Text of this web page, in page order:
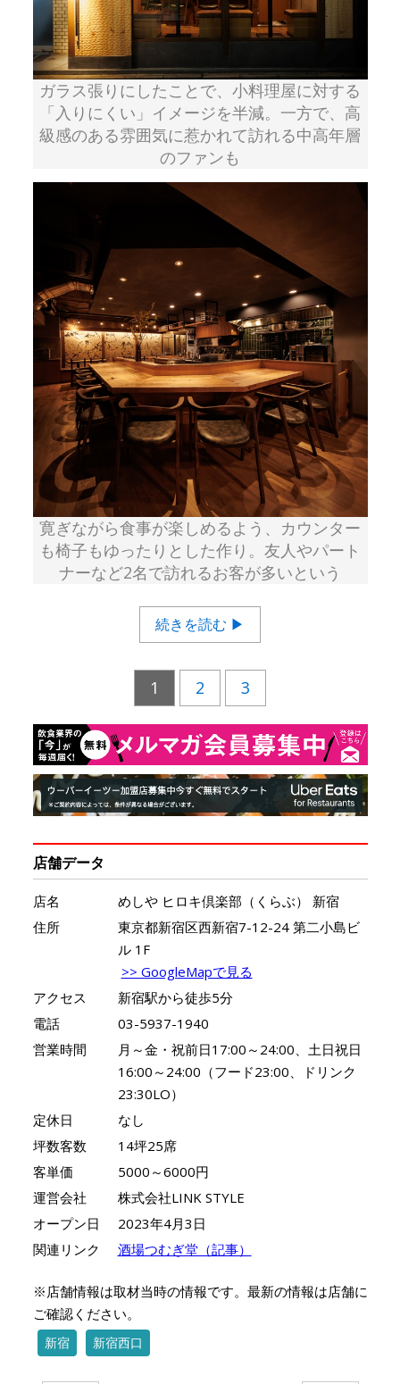
ガラス張りにしたことで、小料理屋に対する
「入りにくい」イメージを半減。一方で、高
級感のある雰囲気に惹かれて訪れる中高年層
のファンも
寛ぎながら食事が楽しめるよう、カウンター
も椅子もゆったりとした作り。友人やパート
ナーなど2名で訪れるお客が多いという
続きを読む ▶
1 2 3
店舗データ
店名
めしや ヒロキ倶楽部（くらぶ） 新宿
住所
東京都新宿区西新宿7-12-24 第二小島ビ
ル 1F
>> GoogleMapで見る
アクセス
新宿駅から徒歩5分
電話
03-5937-1940
営業時間
月～金・祝前日17:00～24:00、土日祝日
16:00～24:00（フード23:00、ドリンク
23:30LO）
定休日
なし
坪数客数
14坪25席
客単価
5000～6000円
運営会社
株式会社LINK STYLE
オープン日
2023年4月3日
関連リンク
酒場つむぎ堂（記事）
※店舗情報は取材当時の情報です。最新の情報は店舗に
ご確認ください。
新宿 新宿西口